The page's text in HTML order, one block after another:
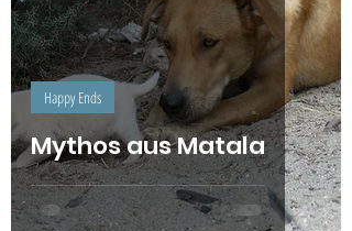
Mythos aus Matala
Happy Ends